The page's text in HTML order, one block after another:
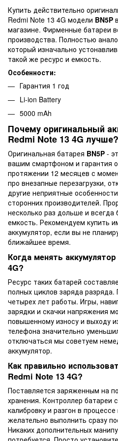
Купить действительно
Redmi Note 13 4G модели BN5P
магазине. Фирменные батареи
производства. Полностью
который изначально
такой же ресурс и емкость.
Особенности:
Гарантия 1 год
Li-ion Battery
5000 mAh
Почему оригинальный
Redmi Note 13 4G лучше?
Оригинальная батарея BN5P -
вашим смартфоном и гарантия
протяжении 12 месяцев с
про внезапные перезагрузки,
другие неприятные
сторонних производителей.
несколько раз дольше и
емкость. Рекомендуем купить
аккумулятор, если вы не
ближайшее время.
Когда менять
4G?
Ресурс таких батарей
полных циклов заряда
четырех лет работы. Игры,
зарядки и скачки напряжения
повышенному износу и выходу
телефона значительно
отключаться мы советуем
аккумулятор.
Как правильно
Redmi Note 13 4G?
Поставляется заряженным на
хранения. Контроллер батареи
калибровку и разгон в
желательно выполнить сразу
Никаких дополнительных